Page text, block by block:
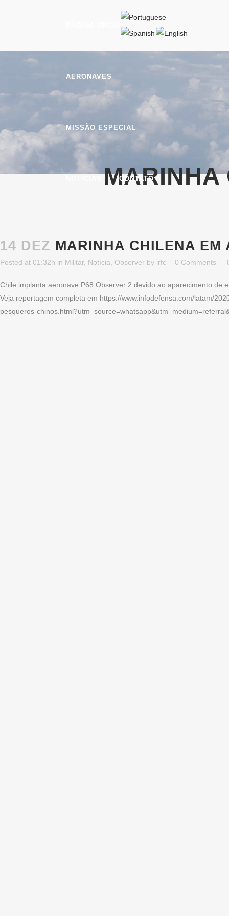
PÁGINA INICIAL
AERONAVES
MISSÃO ESPECIAL
CONTATO
MARINHA
14 DEZ MARINHA CHILENA EM
Posted at 01:32h in Militar Notícia Observer by irfc 0 Comments
Chile implanta aeronave P68 Observer 2 devido ao aparecimento de
Veja reportagem completa em https://www.infodefensa.com/latam/
pesqueros-